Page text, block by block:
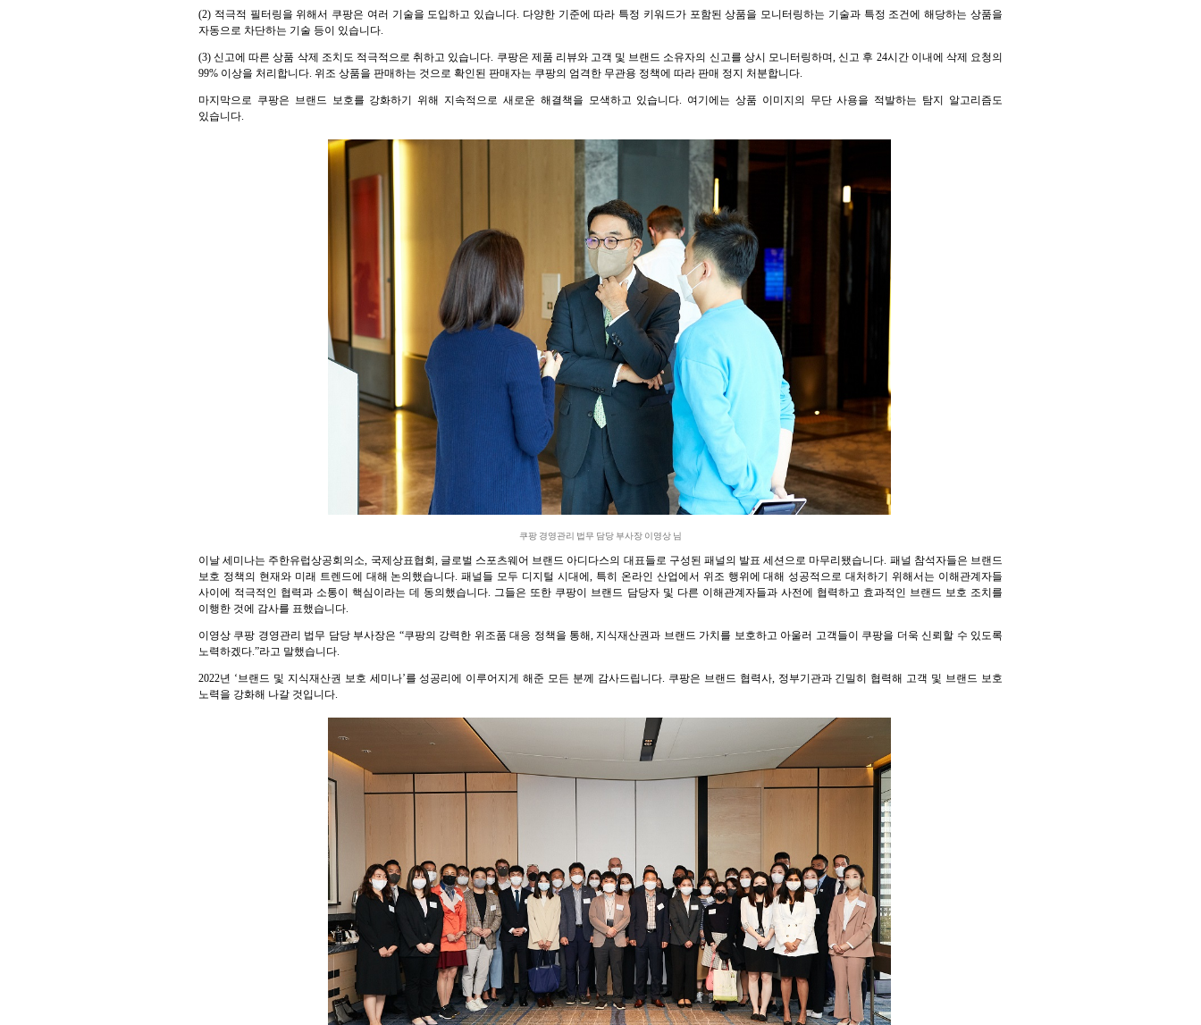
(2) 적극적 필터링을 위해서 쿠팡은 여러 기술을 도입하고 있습니다. 다양한 기준에 따라 특정 키워드가 포함된 상품을 모니터링하는 기술과 특정 조건에 해당하는 상품을
자동으로 차단하는 기술 등이 있습니다.
(3) 신고에 따른 상품 삭제 조치도 적극적으로 취하고 있습니다. 쿠팡은 제품 리뷰와 고객 및 브랜드 소유자의 신고를 상시 모니터링하며, 신고 후 24시간 이내에 삭제 요청의
99% 이상을 처리합니다. 위조 상품을 판매하는 것으로 확인된 판매자는 쿠팡의 엄격한 무관용 정책에 따라 판매 정지 처분합니다.
마지막으로 쿠팡은 브랜드 보호를 강화하기 위해 지속적으로 새로운 해결책을 모색하고 있습니다. 여기에는 상품 이미지의 무단 사용을 적발하는 탐지 알고리즘도
있습니다.
쿠팡 경영관리 법무 담당 부사장 이영상 님
이날 세미나는 주한유럽상공회의소, 국제상표협회, 글로벌 스포츠웨어 브랜드 아디다스의 대표들로 구성된 패널의 발표 세션으로 마무리됐습니다. 패널 참석자들은 브랜드
보호 정책의 현재와 미래 트렌드에 대해 논의했습니다. 패널들 모두 디지털 시대에, 특히 온라인 산업에서 위조 행위에 대해 성공적으로 대처하기 위해서는 이해관계자들
사이에 적극적인 협력과 소통이 핵심이라는 데 동의했습니다. 그들은 또한 쿠팡이 브랜드 담당자 및 다른 이해관계자들과 사전에 협력하고 효과적인 브랜드 보호 조치를
이행한 것에 감사를 표했습니다.
이영상 쿠팡 경영관리 법무 담당 부사장은 “쿠팡의 강력한 위조품 대응 정책을 통해, 지식재산권과 브랜드 가치를 보호하고 아울러 고객들이 쿠팡을 더욱 신뢰할 수 있도록
노력하겠다.”라고 말했습니다.
2022년 ‘브랜드 및 지식재산권 보호 세미나’를 성공리에 이루어지게 해준 모든 분께 감사드립니다. 쿠팡은 브랜드 협력사, 정부기관과 긴밀히 협력해 고객 및 브랜드 보호
노력을 강화해 나갈 것입니다.